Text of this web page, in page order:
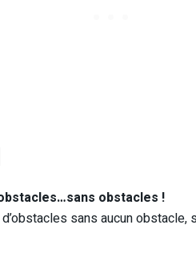
obstacles !
sans aucun